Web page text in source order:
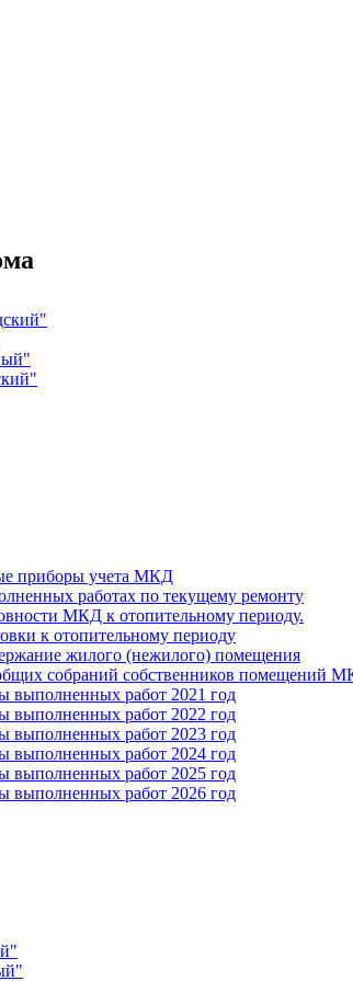
приборы учета МКД
работах по текущему ремонту
МКД к отопительному периоду.
к отопительному периоду
жилого (нежилого) помещения
собраний собственников помещений
выполненных работ 2021 год
выполненных работ 2022 год
выполненных работ 2023 год
выполненных работ 2024 год
выполненных работ 2025 год
выполненных работ 2026 год